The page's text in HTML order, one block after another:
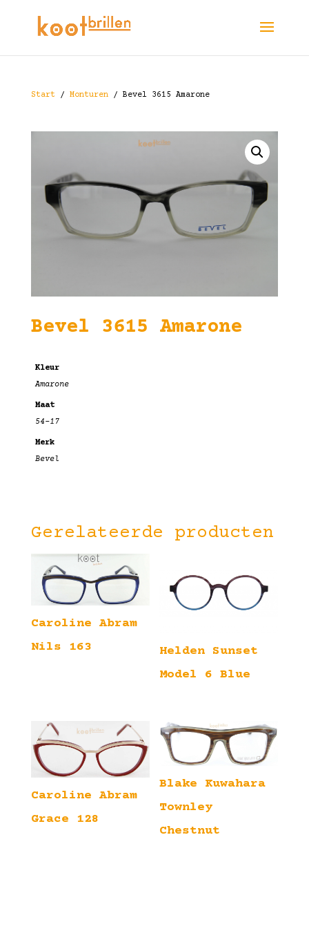
Start/ Monturen/ Bevel 3615 Amarone
Bevel 3615 Amarone
Kleur
Amarone
Maat
54-17
Merk
Bevel
Gerelateerde producten
Caroline Abram
Nils 163
Helden Sunset
Model 6 Blue
Caroline Abram
Grace 128
Blake Kuwahara
Townley
Chestnut